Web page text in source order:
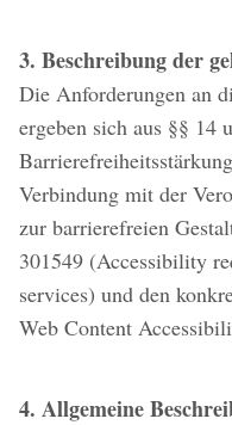
3. Beschreibung der
Die Anforderungen an
ergeben sich aus §§ 14
Verbindung mit der
zur barrierefreien
301549 (Accessibility
services) und den
Web Content
4. Allgemeine